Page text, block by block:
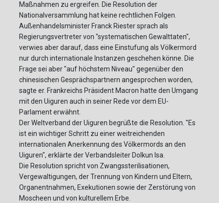
Maßnahmen zu ergreifen. Die Resolution der
Nationalversammlung hat keine rechtlichen Folgen.
Außenhandelsminister Franck Riester sprach als
Regierungsvertreter von "systematischen Gewalttaten",
verwies aber darauf, dass eine Einstufung als Völkermord
nur durch internationale Instanzen geschehen könne. Die
Frage sei aber "auf höchstem Niveau" gegenüber den
chinesischen Gesprächspartnern angesprochen worden,
sagte er. Frankreichs Präsident Macron hatte den Umgang
mit den Uiguren auch in seiner Rede vor dem EU-
Parlament erwähnt.
Der Weltverband der Uiguren begrüßte die Resolution. "Es
ist ein wichtiger Schritt zu einer weitreichenden
internationalen Anerkennung des Völkermords an den
Uiguren", erklärte der Verbandsleiter Dolkun Isa.
Die Resolution spricht von Zwangssterilisationen,
Vergewaltigungen, der Trennung von Kindern und Eltern,
Organentnahmen, Exekutionen sowie der Zerstörung von
Moscheen und von kulturellem Erbe.